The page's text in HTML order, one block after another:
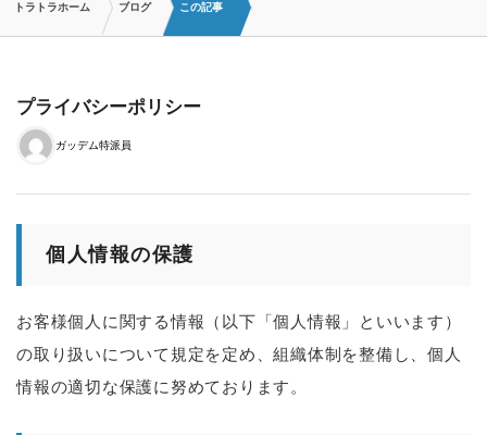
トラトラホーム ブログ この記事
プライバシーポリシー
ガッデム特派員
個人情報の保護
お客様個人に関する情報（以下「個人情報」といいます）
の取り扱いについて規定を定め、組織体制を整備し、個人
情報の適切な保護に努めております。